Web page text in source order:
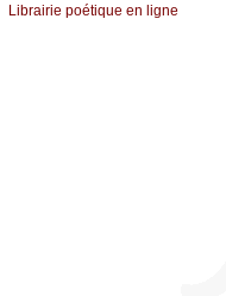
Librairiе pоétique en lignе